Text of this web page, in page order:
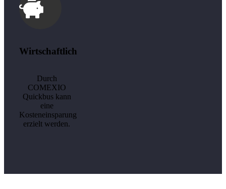
Wirtschaftlich
Durch
COMEXIO
Quickbus kann
eine
Kosteneinsparung
erzielt werden.